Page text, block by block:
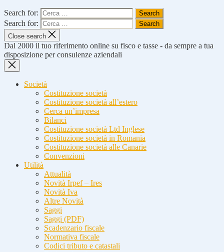
Search for:
Search for:
Close search
Dal 2000 il tuo riferimento online su fisco e tasse - da sempre a tua
disposizione per consulenze aziendali
Società
Costituzione società
Costituzione società all’estero
Cerca un’impresa
Bilanci
Costituzione società Ltd Inglese
Costituzione società in Romania
Costituzione società alle Canarie
Convenzioni
Utilità
Attualità
Novità Irpef – Ires
Novità Iva
Altre Novità
Saggi
Saggi (PDF)
Scadenzario fiscale
Normativa fiscale
Codici tributo e catastali